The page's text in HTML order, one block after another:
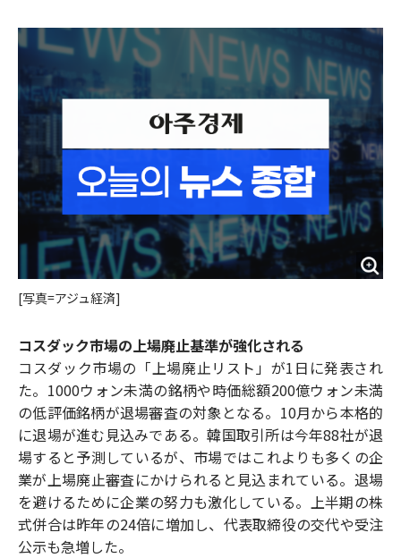
[写真=アジュ経済]
コスダック市場の上場廃止基準が強化される
コスダック市場の「上場廃止リスト」が1日に発表され
た。1000ウォン未満の銘柄や時価総額200億ウォン未満
の低評価銘柄が退場審査の対象となる。10月から本格的
に退場が進む見込みである。韓国取引所は今年88社が退
場すると予測しているが、市場ではこれよりも多くの企
業が上場廃止審査にかけられると見込まれている。退場
を避けるために企業の努力も激化している。上半期の株
式併合は昨年の24倍に増加し、代表取締役の交代や受注
公示も急増した。